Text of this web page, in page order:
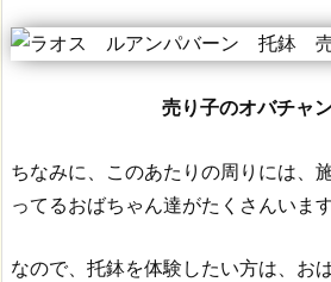
売り子のオバチャ
ちなみに、このあたりの周りには、
ってるおばちゃん達がたくさんいます
なので、托鉢を体験したい方は、お